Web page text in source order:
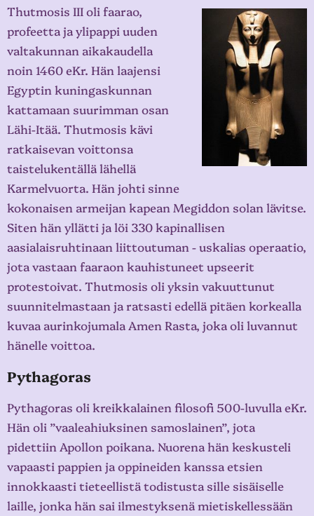
Thutmosis III oli faarao,
profeetta ja ylipappi uuden
valtakunnan aikakaudella
noin 1460 eKr. Hän laajensi
Egyptin kuningaskunnan
kattamaan suurimman osan
Lähi-Itää. Thutmosis kävi
ratkaisevan voittonsa
taistelukentällä lähellä
Karmelvuorta. Hän johti sinne
kokonaisen armeijan kapean Megiddon solan lävitse.
Siten hän yllätti ja löi 330 kapinallisen
aasialaisruhtinaan liittoutuman - uskalias operaatio,
jota vastaan faaraon kauhistuneet upseerit
protestoivat. Thutmosis oli yksin vakuuttunut
suunnitelmastaan ja ratsasti edellä pitäen korkealla
kuvaa aurinkojumala Amen Rasta, joka oli luvannut
hänelle voittoa.
Pythagoras
Pythagoras oli kreikkalainen filosofi 500-luvulla eKr.
Hän oli ”vaaleahiuksinen samoslainen”, jota
pidettiin Apollon poikana. Nuorena hän keskusteli
vapaasti pappien ja oppineiden kanssa etsien
innokkaasti tieteellistä todistusta sille sisäiselle
laille, jonka hän sai ilmestyksenä mietiskellessään